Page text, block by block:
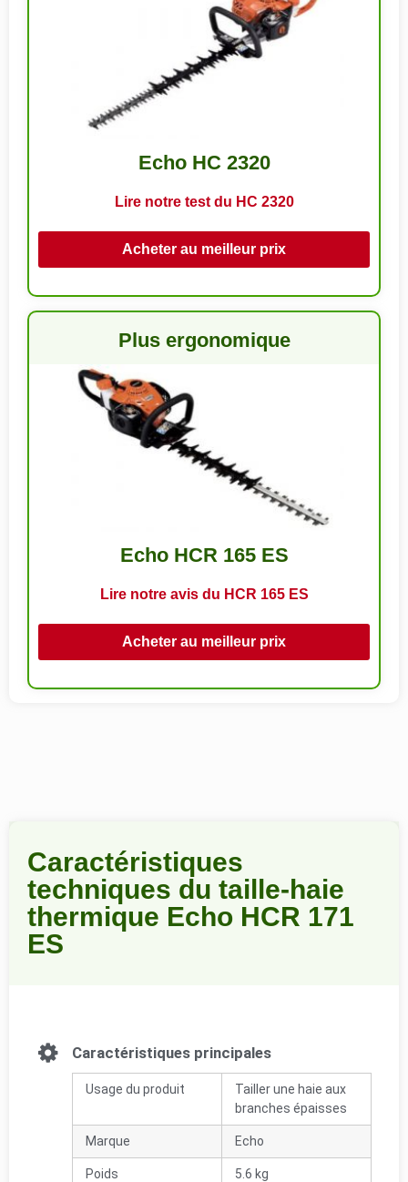
Echo HC 2320
Lire notre test du HC 2320
Acheter au meilleur prix
Plus ergonomique
Echo HCR 165 ES
Lire notre avis du HCR 165 ES
Acheter au meilleur prix
Caractéristiques
techniques du taille-haie
thermique Echo HCR 171
ES
Caractéristiques principales
Usage du produit
Tailler une haie aux
branches épaisses
Marque Echo
Poids 5.6 kg